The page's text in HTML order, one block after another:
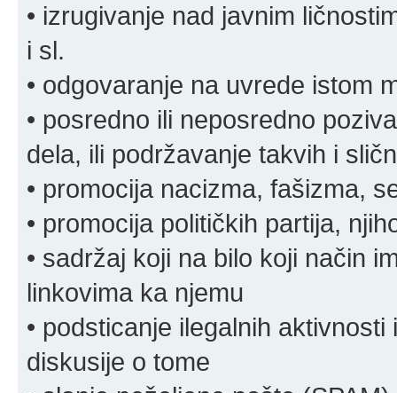
• izrugivanje nad javnim
i sl.
• odgovaranje na uvrede istom
• posredno ili neposredno
dela, ili podržavanje takvih i
• promocija nacizma, fašizma,
• promocija političkih partija,
• sadržaj koji na bilo koji način
linkovima ka njemu
• podsticanje ilegalnih
diskusije o tome